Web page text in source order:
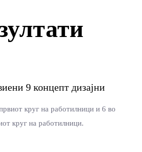
9 концепт дизајни
круг на работилници и 6 во
круг на работилници.